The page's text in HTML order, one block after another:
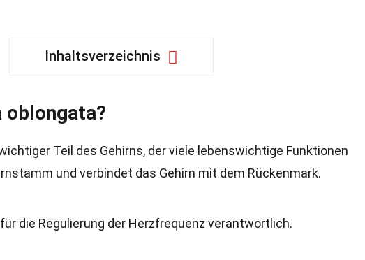
Inhaltsverzeichnis
oblongata?
Teil des Gehirns, der viele lebenswichtige Funktionen
und verbindet das Gehirn mit dem Rückenmark.
die Regulierung der Herzfrequenz verantwortlich.